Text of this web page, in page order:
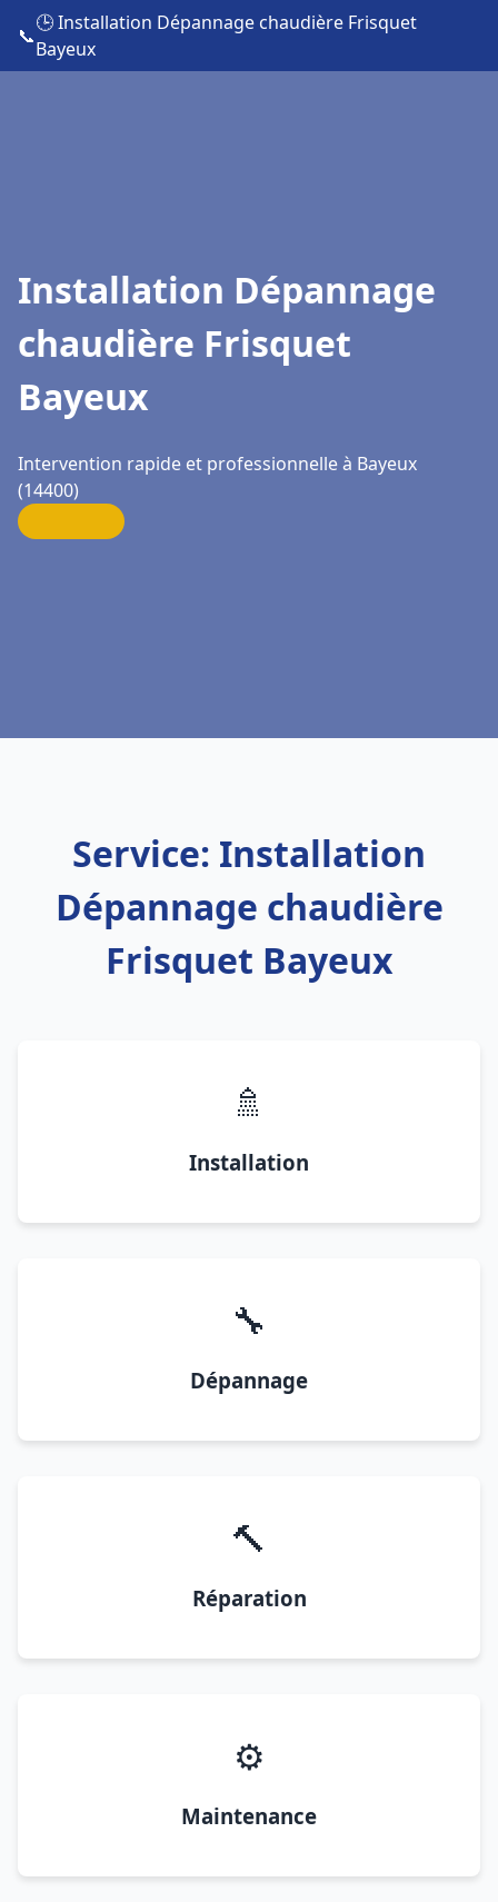
📞
🕒 Installation Dépannage chaudière Frisquet
Bayeux
Installation Dépannage
chaudière Frisquet
Bayeux
Intervention rapide et professionnelle à Bayeux
(14400)
Service: Installation
Dépannage chaudière
Frisquet Bayeux
🚿
Installation
🔧
Dépannage
🔨
Réparation
⚙️
Maintenance